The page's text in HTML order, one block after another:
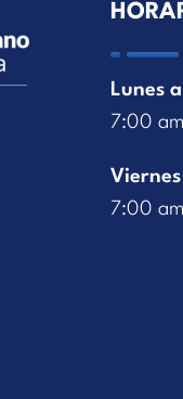
Lunes
7:00
Viernes
7:00